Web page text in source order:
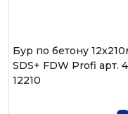
Бур по бетону
SDS+ FDW Profi арт.
12210